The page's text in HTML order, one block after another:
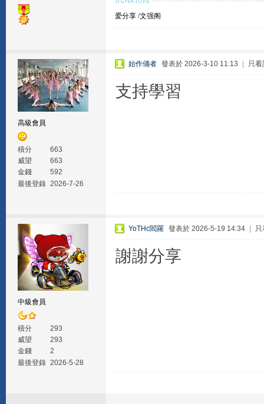
爱分享/文强阁
高級會員
積分
663
威望
663
金錢
592
最後登錄 2026-7-26
始作俑者 發表於 2026-3-10 11:13 只看
支持學習
中級會員
積分
293
威望
293
金錢
2
最後登錄 2026-5-28
YoTHc閻羅 發表於 2026-5-19 14:34 只
謝謝分享